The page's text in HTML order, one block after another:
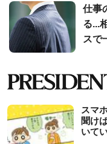
仕事
る...
スで
スマ
聞け
いて